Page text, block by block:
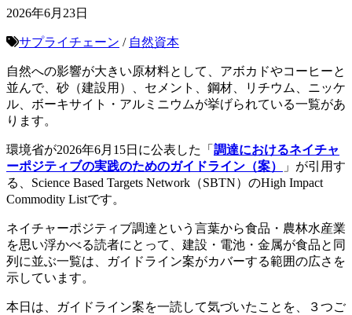
2026年6月23日
サプライチェーン / 自然資本
自然への影響が大きい原材料として、アボカドやコーヒーと
並んで、砂（建設用）、セメント、鋼材、リチウム、ニッケ
ル、ボーキサイト・アルミニウムが挙げられている一覧があ
ります。
環境省が2026年6月15日に公表した「 調達におけるネイチャ
ーポジティブの実践のためのガイドライン（案）
」が引用す
る、Science Based Targets Network（SBTN）のHigh Impact
Commodity Listです。
ネイチャーポジティブ調達という言葉から食品・農林水産業
を思い浮かべる読者にとって、建設・電池・金属が食品と同
列に並ぶ一覧は、ガイドライン案がカバーする範囲の広さを
示しています。
本日は、ガイドライン案を一読して気づいたことを、３つご